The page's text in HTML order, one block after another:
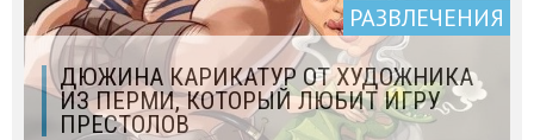
РАЗВЛЕЧЕНИЯ
ДЮЖИНА КАРИКАТУР ОТ ХУДОЖНИКА
ИЗ ПЕРМИ, КОТОРЫЙ ЛЮБИТ ИГРУ
ПРЕСТОЛОВ